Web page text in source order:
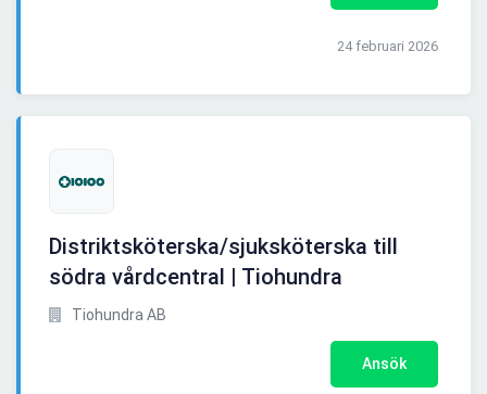
24 februari 2026
Distriktsköterska/sjuksköterska till
södra vårdcentral | Tiohundra
Tiohundra AB
Ansök